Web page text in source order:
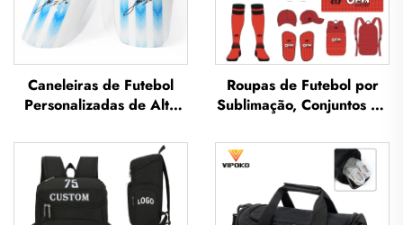
Caneleiras de Futebol
Personalizadas de Alta
Caneleira para Futebol,
Protetores para as
Pernas, Caneleiras para
Futebol
Roupas de Futebol por
Sublimação, Conjuntos de
para Treino Masculino,
Vestuário Esportivo de
Futebol Personalizado,
Uniforme de Equipe de